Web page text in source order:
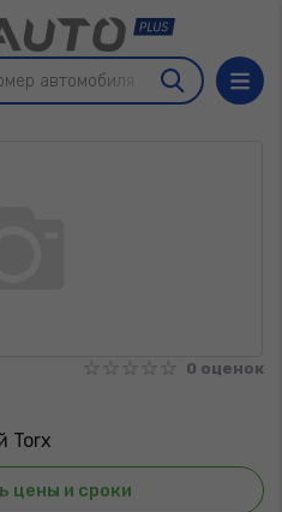
0 оценок
Torx
цены и сроки